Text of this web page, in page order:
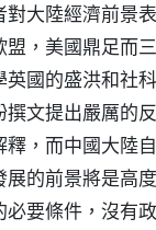
大陸經濟前景
，美國鼎足而
國的盛洪和社
文提出嚴厲的
，而中國大陸
的前景將是高
要條件，沒有